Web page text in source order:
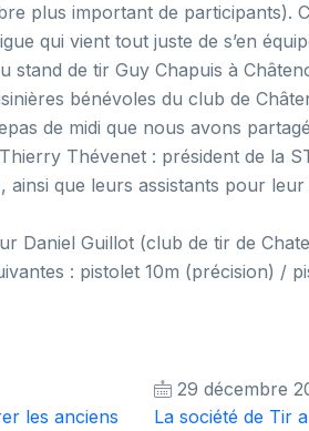
plus important de participants).
qui vient tout juste de s’en
stand de tir Guy Chapuis à
bénévoles du club de
de midi que nous avons
Thévenet : président de la
ainsi que leurs assistants pour
Daniel Guillot (club de tir de
: pistolet 10m (précision) /
les anciens
29 décembre
La société de Tir